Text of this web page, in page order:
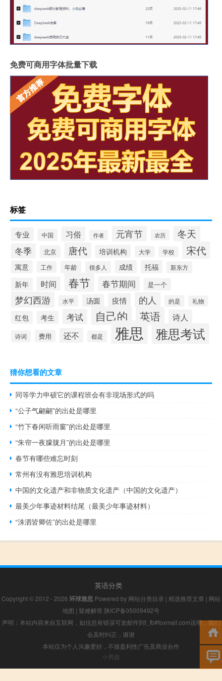
免费可商用字体批量下载
标签
专业 中国 习俗 作者 元宵节 农历 冬天
冬季 北京 唐代 培训机构 大学 学校 宋代
寓意 工作 年龄 很多人 成绩 托福 新东方
新年 时间 春节 春节期间 是一个
梦幻西游 水平 汤圆 疫情 的人 的是 礼物
红包 考生 考试 自己的 英语 诗人
诗词 费用 还不 都是 雅思 雅思考试
猜你想看的文章
同等学力申硕它的课程班会有非现场形式的吗
“公子气翩翩”的出处是哪里
“竹下春闲听雨窗”的出处是哪里
“朱帘一夜朦胧月”的出处是哪里
春节有哪些难忘时刻
常州有没有雅思培训机构
中国的文化遗产和非物质文化遗产（中国的文化遗产）
最美少年事迹材料结尾（最美少年事迹材料）
“洙泗皆卿佐”的出处是哪里
英语分类
Copyright © 2012 - 2026 环球雅思 Powered by 网站分类目录 | 精选推荐文章 | 网站
地图 | 疑难解答 陕ICP备05009492号
声明：本站内容来自互联网，如信息有错误可发邮件到f_fb#foxmail.com说明，我们
会及时纠正，谢谢
本站仅为个人兴趣爱好，不接盈利性广告及商业合作
小男孩